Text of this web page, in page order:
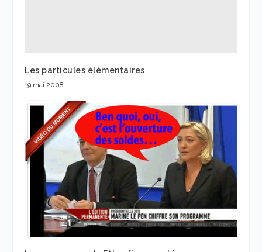
Les particules élémentaires
19 mai 2008